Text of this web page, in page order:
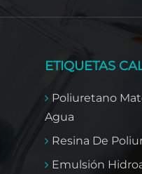
ETIQUETAS
Poliuretano
Agua
Resina De
Emulsión